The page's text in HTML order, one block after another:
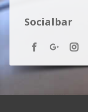
Socialbar